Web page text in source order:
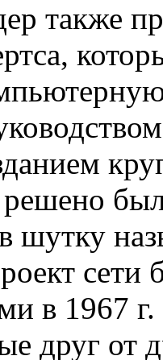
также
шутку
сети
в 1967
друг от